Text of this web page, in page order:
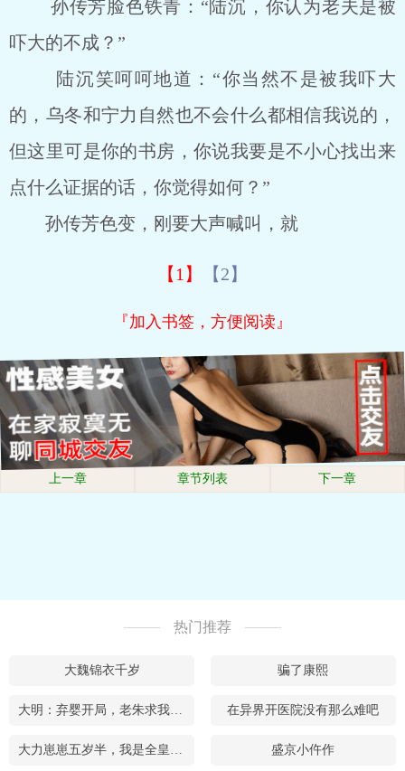
孙传芳脸色铁青：“陆沉，你认为老夫是被
吓大的不成？”
陆沉笑呵呵地道：“你当然不是被我吓大
的，乌冬和宁力自然也不会什么都相信我说的，
但这里可是你的书房，你说我要是不小心找出来
点什么证据的话，你觉得如何？”
孙传芳色变，刚要大声喊叫，就
【1】 【2】
『加入书签，方便阅读』
上一章 章节列表 下一章
热门推荐
大魏锦衣千岁 骗了康熙
大明：弃婴开局，老朱求我当皇帝 在异界开医院没有那么难吧
大力崽崽五岁半，我是全皇朝的团宠 盛京小仵作